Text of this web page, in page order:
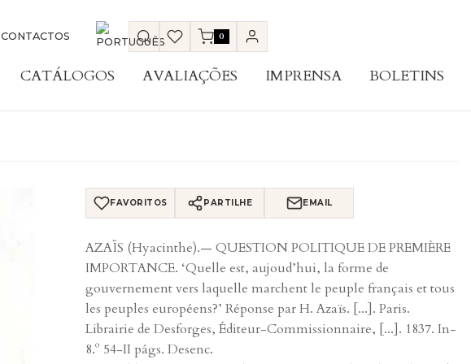
CONTACTOS 0
CATÁLOGOS AVALIAÇÕES IMPRENSA BOLETINS
FAVORITOS PARTILHE EMAIL
AZAÏS (Hyacinthe).— QUESTION POLITIQUE DE PREMIÈRE
IMPORTANCE. ‘Quelle est, aujoud’hui, la forme de
gouvernement vers laquelle marchent le peuple français et tous
les peuples européens?’ Réponse par H. Azaïs. [...]. Paris.
Librairie de Desforges, Éditeur-Commissionnaire, [...]. 1837. In-
8.º 54-II págs. Desenc.